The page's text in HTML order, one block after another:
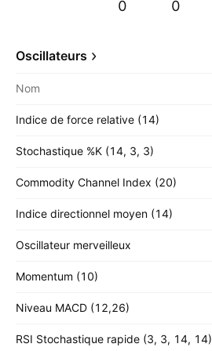
0 0
Oscillateurs
Nom
Indice de force relative (14)
Stochastique %K (14, 3, 3)
Commodity Channel Index (20)
Indice directionnel moyen (14)
Oscillateur merveilleux
Momentum (10)
Niveau MACD (12,26)
RSI Stochastique rapide (3, 3, 14, 14)